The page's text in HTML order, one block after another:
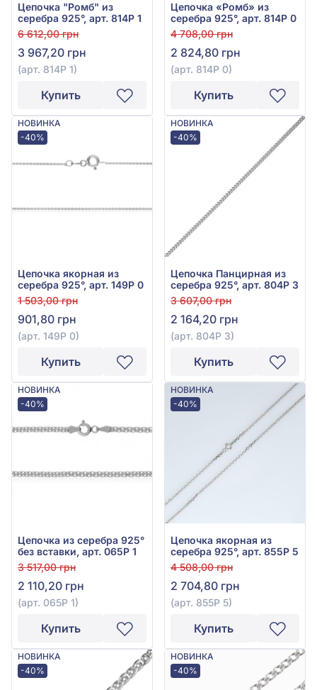
Цепочка "Ромб" из
серебра 925°, арт. 814Р 1
6 612,00 грн
3 967,20 грн
(арт. 814Р 1)
Купить
Цепочка «Ромб» из
серебра 925°, арт. 814Р 0
4 708,00 грн
2 824,80 грн
(арт. 814Р 0)
Купить
НОВИНКА
-40%
Цепочка якорная из
серебра 925°, арт. 149Р 0
1 503,00 грн
901,80 грн
(арт. 149Р 0)
Купить
НОВИНКА
-40%
Цепочка Панцирная из
серебра 925°, арт. 804Р 3
3 607,00 грн
2 164,20 грн
(арт. 804Р 3)
Купить
НОВИНКА
-40%
Цепочка из серебра 925°
без вставки, арт. 065Р 1
3 517,00 грн
2 110,20 грн
(арт. 065Р 1)
Купить
НОВИНКА
-40%
Цепочка якорная из
серебра 925°, арт. 855Р 5
4 508,00 грн
2 704,80 грн
(арт. 855Р 5)
Купить
НОВИНКА
-40%
НОВИНКА
-40%